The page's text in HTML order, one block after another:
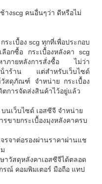
างscg คนอื่นๆว่า ดีหรือไม่
ะเบื้อง scg ทุกที่เพื่อประกอบ
ลือกซื้อ กระเบื้องหลังคา scg
หาภายหลังการสั่งซื้อ ไม่ว่า
น้่าร้าน แต่สำหรับเว็บไซด์
วัสดุภัณฑ์ จำหน่าย กระเบื้อง
การจัดส่งสินค้าไว้อยู่แล้ว
บนเว็บไซด์ เอสซีจี จำหน่าย
ขายกระเบื้องมุงหลังคาครบ
รจาต่อรองผ่านราคาผ่านแช
าวัสดุหลังคาเอสซีจีได้ตลอด
รณ์ คอมพิมเตอร์ มือถือ แทป